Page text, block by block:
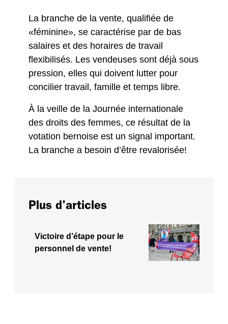
La branche de la vente, qualifiée de
«féminine», se caractérise par de bas
salaires et des horaires de travail
flexibilisés. Les vendeuses sont déjà sous
pression, elles qui doivent lutter pour
concilier travail, famille et temps libre.
À la veille de la Journée internationale
des droits des femmes, ce résultat de la
votation bernoise est un signal important.
La branche a besoin d’être revalorisée!
Plus d'articles
Victoire d’étape pour le
personnel de vente!